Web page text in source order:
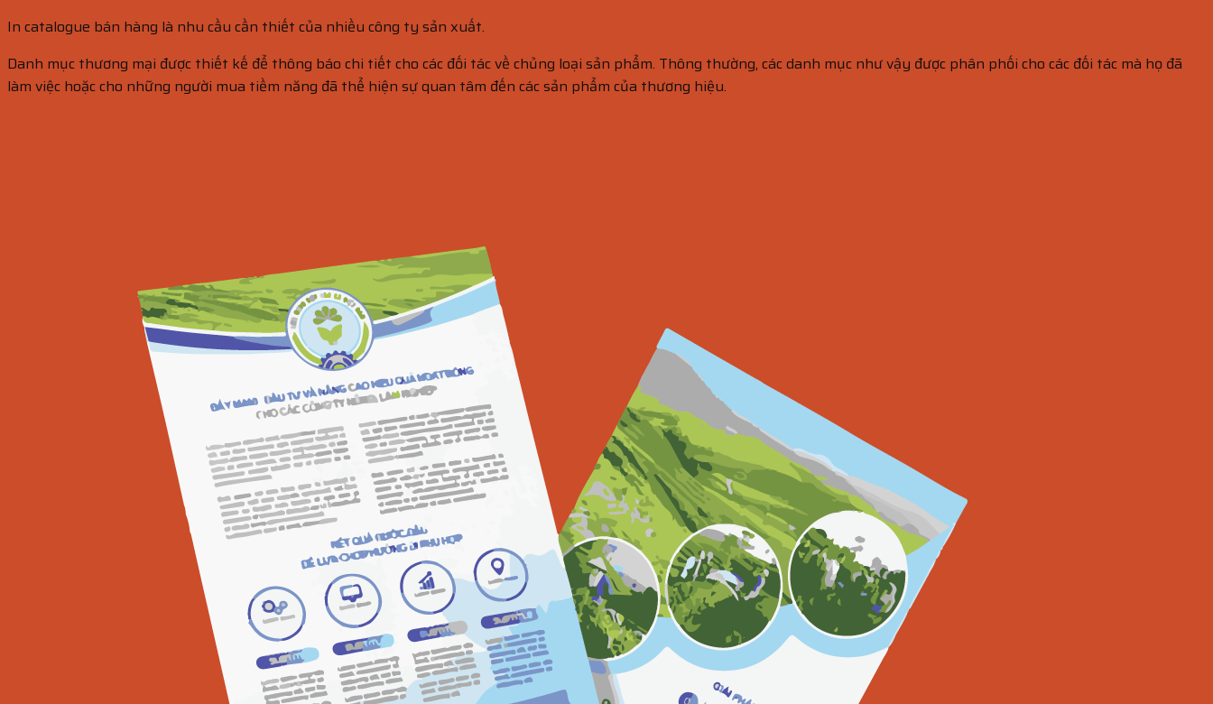
In catalogue bán hàng là nhu cầu cần thiết của nhiều công ty sản xuất.
Danh mục thương mại được thiết kế để thông báo chi tiết cho các đối tác về chủng loại sản phẩm. Thông thường, các danh mục như vậy được phân phối cho các đối tác mà họ đã
làm việc hoặc cho những người mua tiềm năng đã thể hiện sự quan tâm đến các sản phẩm của thương hiệu.